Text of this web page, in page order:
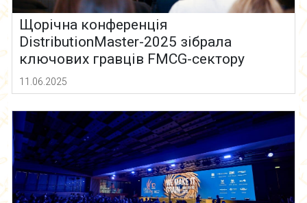
Щорічна конференція
DistributionMaster-2025 зібрала
ключових гравців FMCG-сектору
11.06.2025